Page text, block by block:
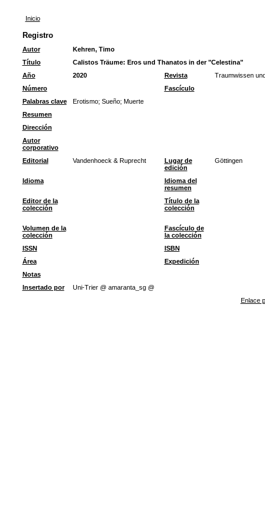
Inicio
Registro
Autor
Kehren, Timo
Título
Calistos Träume: Eros und Thanatos in der "Celestina"
Año
2020 Revista
Traumwissen
Número
Fascículo
Palabras clave
Erotismo; Sueño; Muerte
Resumen
Dirección
Autor
corporativo
Editorial
Vandenhoeck & Ruprecht
Lugar de
edición
Göttingen
Idioma
Idioma del
resumen
Editor de la
colección
Título de la
colección
Volumen de la
colección
Fascículo de
la colección
ISSN
ISBN
Área
Expedición
Notas
Insertado por
Uni-Trier @ amaranta_sg @
Enlace